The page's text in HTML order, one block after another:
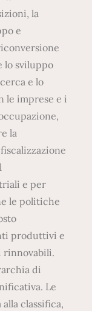
la
e
lo sviluppo
e lo
le imprese e i
la
e per
le politiche
produttivi e
rinnovabili.
di
Le
classifica,